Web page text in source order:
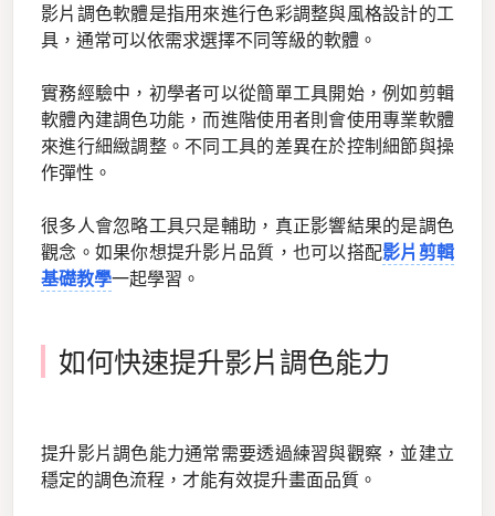
影片調色軟體是指用來進行色彩調整與風格設計的工
具，通常可以依需求選擇不同等級的軟體。
實務經驗中，初學者可以從簡單工具開始，例如剪輯
軟體內建調色功能，而進階使用者則會使用專業軟體
來進行細緻調整。不同工具的差異在於控制細節與操
作彈性。
很多人會忽略工具只是輔助，真正影響結果的是調色
觀念。如果你想提升影片品質，也可以搭配影片剪輯
基礎教學一起學習。
如何快速提升影片調色能力
提升影片調色能力通常需要透過練習與觀察，並建立
穩定的調色流程，才能有效提升畫面品質。